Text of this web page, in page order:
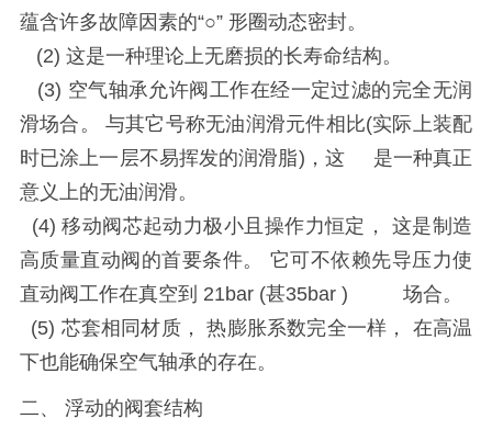
蕴含许多故障因素的“○” 形圈动态密封。
(2) 这是一种理论上无磨损的长寿命结构。
(3) 空气轴承允许阀工作在经一定过滤的完全无润
滑场合。 与其它号称无油润滑元件相比(实际上装配
时已涂上一层不易挥发的润滑脂)，这 是一种真正
意义上的无油润滑。
(4)移动阀芯起动力极小且操作力恒定， 这是制造
高质量直动阀的首要条件。 它可不依赖先导压力使
直动阀工作在真空到 21bar (甚35bar ) 场合。
(5) 芯套相同材质， 热膨胀系数完全一样， 在高温
下也能确保空气轴承的存在。
二、 浮动的阀套结构